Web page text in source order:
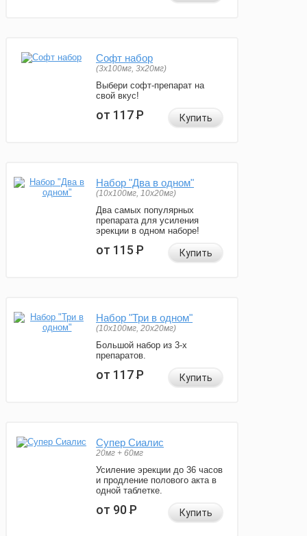
Софт набор
(3x100мг, 3x20мг)
Выбери софт-препарат на
свой вкус!
от 117Р Купить
Набор "Два в одном"
(10x100мг, 10x20мг)
Два самых популярных
препарата для усиления
эрекции в одном наборе!
от 115Р Купить
Набор "Три в одном"
(10x100мг, 20x20мг)
Большой набор из 3-х
препаратов.
от 117Р Купить
Супер Сиалис
20мг + 60мг
Усиление эрекции до 36 часов
и продление полового акта в
одной таблетке.
от 90Р Купить